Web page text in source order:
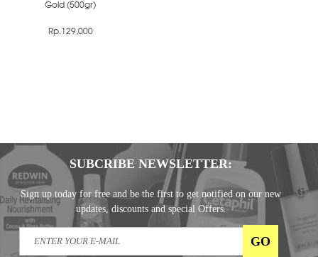
Gold (500gr)
Rp.129,000
SUBCRIBE NEWSLETTER:
Sign up today for free and be the first to get notified on our new
updates, discounts and special Offers.